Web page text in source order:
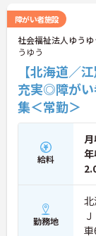
障がい者施設
社会福祉法人ゆう
うゆう
【北海道／
充実◎障がい
集＜常勤＞
給料
勤務地